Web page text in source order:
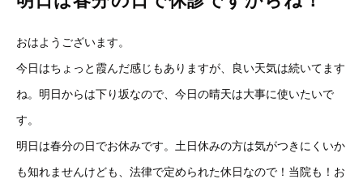
おはようございます。
今日はちょっと霞んだ感じもありますが、良い天気は続いてます
ね。明日からは下り坂なので、今日の晴天は大事に使いたいで
す。
明日は春分の日でお休みです。土日休みの方は気がつきにくいか
も知れませんけども、法律で定められた休日なので！当院も！お